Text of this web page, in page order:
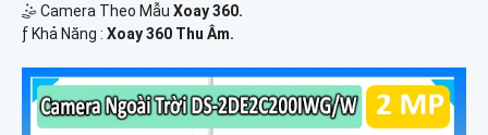
🤹 Camera Theo Mẫu Xoay 360.
️ƒ Khả Năng : Xoay 360 Thu Âm.